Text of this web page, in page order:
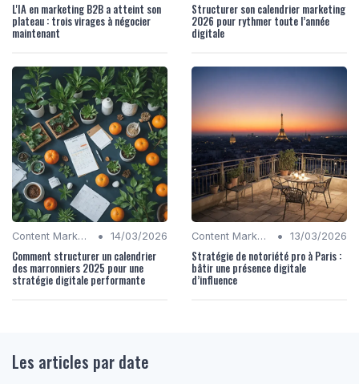
L'IA en marketing B2B a atteint son
plateau : trois virages à négocier
maintenant
Structurer son calendrier marketing
2026 pour rythmer toute l’année
digitale
Content Marketing • 14/03/2026
Comment structurer un calendrier
des marronniers 2025 pour une
stratégie digitale performante
Content Marketing • 13/03/2026
Stratégie de notoriété pro à Paris :
bâtir une présence digitale
d’influence
Les articles par date